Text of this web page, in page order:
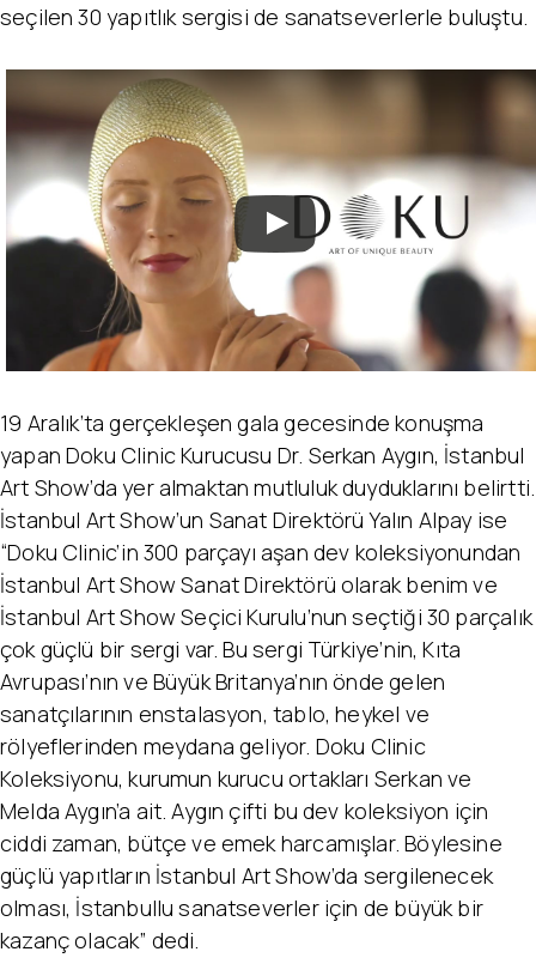
seçilen 30 yapıtlık sergisi de sanatseverlerle buluştu.
19 Aralık’ta gerçekleşen gala gecesinde konuşma
yapan Doku Clinic Kurucusu Dr. Serkan Aygın, İstanbul
Art Show’da yer almaktan mutluluk duyduklarını belirtti.
İstanbul Art Show’un Sanat Direktörü Yalın Alpay ise
“Doku Clinic’in 300 parçayı aşan dev koleksiyonundan
İstanbul Art Show Sanat Direktörü olarak benim ve
İstanbul Art Show Seçici Kurulu’nun seçtiği 30 parçalık
çok güçlü bir sergi var. Bu sergi Türkiye’nin, Kıta
Avrupası’nın ve Büyük Britanya’nın önde gelen
sanatçılarının enstalasyon, tablo, heykel ve
rölyeflerinden meydana geliyor. Doku Clinic
Koleksiyonu, kurumun kurucu ortakları Serkan ve
Melda Aygın’a ait. Aygın çifti bu dev koleksiyon için
ciddi zaman, bütçe ve emek harcamışlar. Böylesine
güçlü yapıtların İstanbul Art Show’da sergilenecek
olması, İstanbullu sanatseverler için de büyük bir
kazanç olacak” dedi.